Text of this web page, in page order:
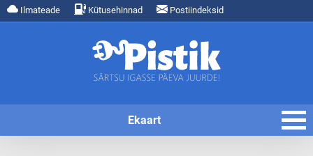
Ilmateade Kütusehinnad Postiindeksid
Ekaart